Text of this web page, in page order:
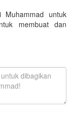
Muhammad untuk
membuat dan